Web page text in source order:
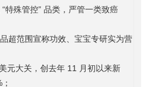
特殊管控” 品类，严管一类致癌
超范围宣称功效、宝宝专研实为营
元大关，创去年 11 月初以来新